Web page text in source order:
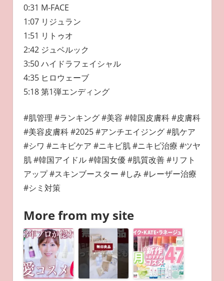
0:31 M-FACE
1:07 リジュラン
1:51 リトゥオ
2:42 ジュベルック
3:50 ハイドラフェイシャル
4:35 ヒロウェーブ
5:18 第1弾エンディング
#肌管理 #ランキング #美容 #韓国皮膚科 #皮膚科
#美容皮膚科 #2025 #アンチエイジング #肌ケア
#シワ #ニキビケア #ニキビ肌 #ニキビ治療 #ツヤ
肌 #韓国アイドル #韓国女優 #肌質改善 #リフト
アップ #スキンブースター #しみ #レーザー治療
#シミ対策
More from my site